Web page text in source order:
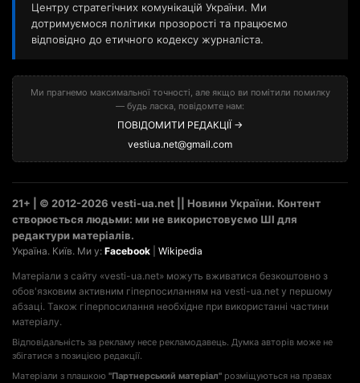
Центру стратегічних комунікацій України. Ми
дотримуємося політики прозорості та працюємо
відповідно до етичного кодексу журналіста.
Ми прагнемо максимальної точності, але якщо ви помітили помилку
— будь ласка, повідомте нам:
ПОВІДОМИТИ РЕДАКЦІЇ →
vestiua.net@gmail.com
21+ | © 2012-2026 vesti-ua.net || Новини України. Контент
створюється людьми: ми не використовуємо ШІ для
редактури матеріалів.
Україна. Київ. Ми у: Facebook Wikipedia
Матеріали з сайту «vesti-ua.net» можуть вживатися безкоштовно з
обов'язковим активним гіперпосиланням на vesti-ua.net у першому
абзаці. Також гіперпосилання необхідне при використанні частини
матеріалу.
Відповідальність за рекламу несе рекламодавець. Думка авторів може не
збігатися з позицією редакції.
Матеріали з плашкою "Партнерський матеріал" розміщуються на правах